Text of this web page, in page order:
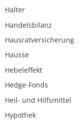
Halter
Handelsbilanz
Hausratversicherung
Hausse
Hebeleffekt
Hedge-Fonds
Heil- und Hilfsmittel
Hypothek